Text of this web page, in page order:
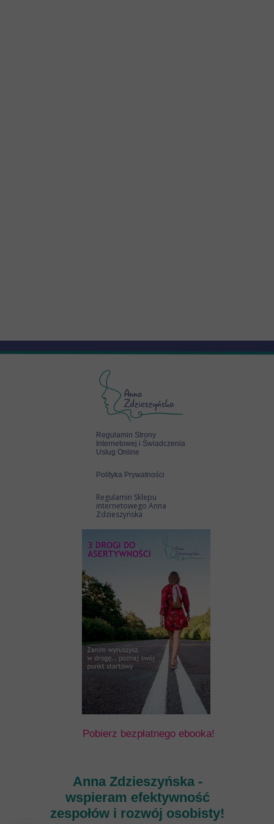
Pobierz bezpłatnego ebooka!
Polityka Prywatności
Anna Zdzieszyńska -
wspieram efektywność
zespołów i rozwój osobisty!
Regulamin Strony
Internetowej i Świadczenia
Usług Online
Regulamin Sklepu
internetowego Anna
Zdzieszyńska